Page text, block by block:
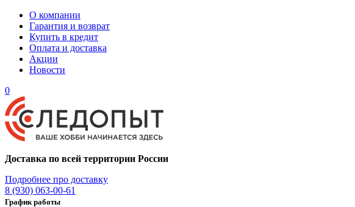
О компании
Гарантия и возврат
Купить в кредит
Оплата и доставка
Акции
Новости
0
Доставка по всей территории России
Подробнее про доставку
8 (930) 063-00-61
График работы